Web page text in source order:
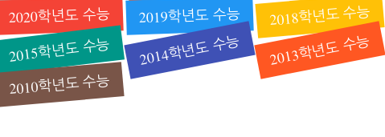
2020학년도 수능 2019학년도 수능 2018학년도 수능
2015학년도 수능 2014학년도 수능 2013학년도 수능
2010학년도 수능